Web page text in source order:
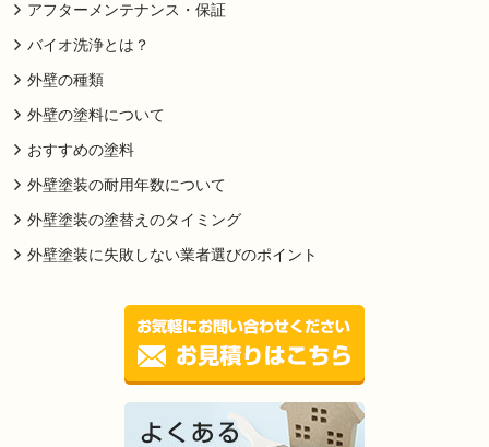
アフターメンテナンス・保証
バイオ洗浄とは？
外壁の種類
外壁の塗料について
おすすめの塗料
外壁塗装の耐用年数について
外壁塗装の塗替えのタイミング
外壁塗装に失敗しない業者選びのポイント